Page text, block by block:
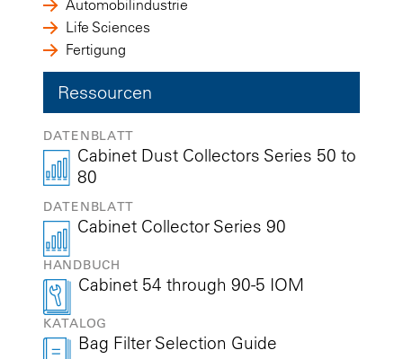
Automobilindustrie
Life Sciences
Fertigung
Ressourcen
DATENBLATT
Cabinet Dust Collectors Series 50 to
80
DATENBLATT
Cabinet Collector Series 90
HANDBUCH
Cabinet 54 through 90-5 IOM
KATALOG
Bag Filter Selection Guide